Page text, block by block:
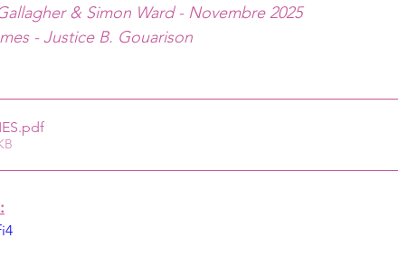
& Simon Ward - Novembre 2025
.pdf